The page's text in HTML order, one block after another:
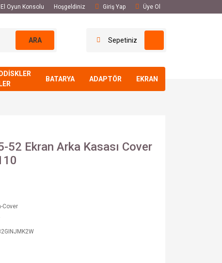
Oyun Konsolu Hoşgeldiniz Giriş Yap Üye Ol
ARA Sepetiniz
BATARYA ADAPTÖR EKRAN
Ekran Arka Kasası Cover
Cover